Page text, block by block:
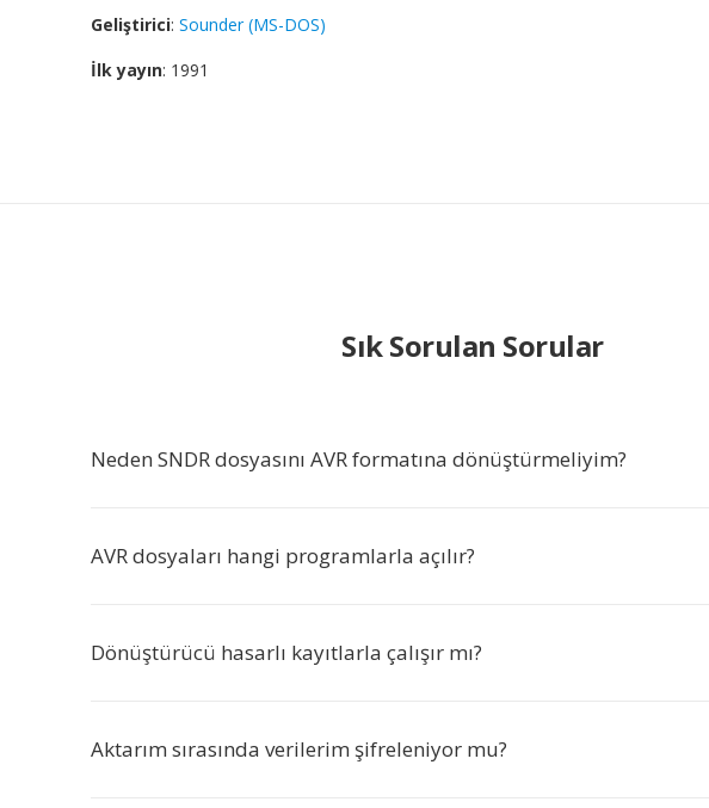
Geliştirici: Sounder (MS-DOS)
İlk yayın: 1991
Sık Sorulan Sorular
Neden SNDR dosyasını AVR formatına dönüştürmeliyim?
AVR dosyaları hangi programlarla açılır?
Dönüştürücü hasarlı kayıtlarla çalışır mı?
Aktarım sırasında verilerim şifreleniyor mu?